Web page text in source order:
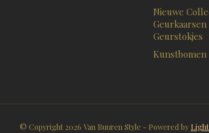
Nieuwe
Geurkaarsen
Geurstokjes
Kunstbomen
© Copyright 2026 Van Buuren Style - Powered by